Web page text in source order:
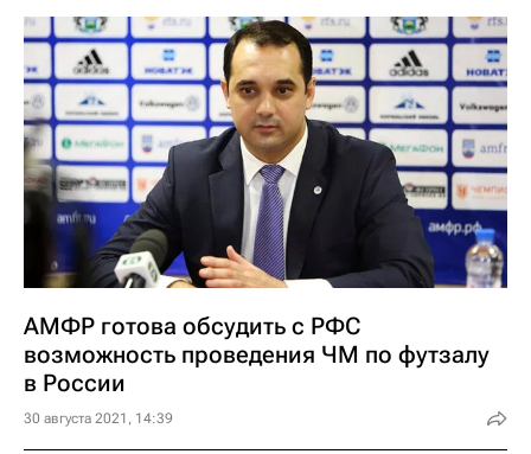
АМФР готова обсудить с РФС
возможность проведения ЧМ по футзалу
в России
30 августа 2021, 14:39